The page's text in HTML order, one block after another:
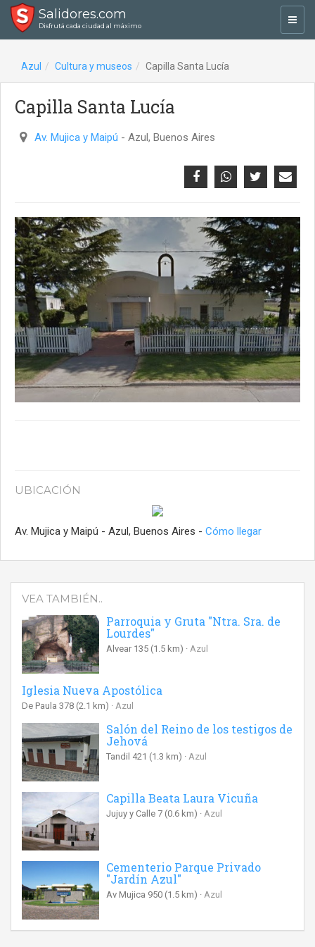
Salidores.com
Disfrutá cada ciudad al máximo
Azul Cultura y museos Capilla Santa Lucía
Capilla Santa Lucía
Av. Mujica y Maipú - Azul, Buenos Aires
UBICACIÓN
Av. Mujica y Maipú - Azul, Buenos Aires - Cómo llegar
VEA TAMBIÉN..
Parroquia y Gruta "Ntra. Sra. de
Lourdes"
Alvear 135 (1.5 km) Azul
Iglesia Nueva Apostólica
De Paula 378 (2.1 km) Azul
Salón del Reino de los testigos de
Jehová
Tandil 421 (1.3 km) Azul
Capilla Beata Laura Vicuña
Jujuy y Calle 7 (0.6 km) Azul
Cementerio Parque Privado
"Jardín Azul"
Av Mujica 950 (1.5 km) Azul